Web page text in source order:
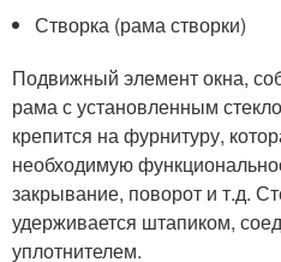
Створка (рама створки)
Подвижный элемент окна,
рама с установленным
крепится на фурнитуру,
необходимую
закрывание, поворот и т.д.
удерживается штапиком,
уплотнителем.